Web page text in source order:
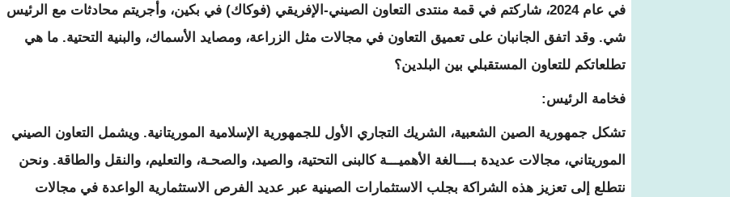
في عام 2024، شاركتم في قمة منتدى التعاون الصيني-الإفريقي (فوكاك) في بكين، وأجريتم محادثات مع الرئيس
شي. وقد اتفق الجانبان على تعميق التعاون في مجالات مثل الزراعة، ومصايد الأسماك، والبنية التحتية. ما هي
تطلعاتكم للتعاون المستقبلي بين البلدين؟
فخامة الرئيس:
تشكل جمهورية الصين الشعبية، الشريك التجاري الأول للجمهورية الإسلامية الموريتانية. ويشمل التعاون الصيني
الموريتاني، مجالات عديدة بــــالغة الأهميـــة كالبنى التحتية، والصيد، والصحـة، والتعليم، والنقل والطاقة. ونحن
نتطلع إلى تعزيز هذه الشراكة بجلب الاستثمارات الصينية عبر عديد الفرص الاستثمارية الواعدة في مجالات